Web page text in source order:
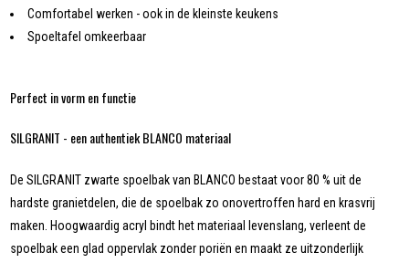
Comfortabel werken - ook in de kleinste keukens
Spoeltafel omkeerbaar
Perfect in vorm en functie
SILGRANIT - een authentiek BLANCO materiaal
De SILGRANIT zwarte spoelbak van BLANCO bestaat voor 80 % uit de
hardste granietdelen, die de spoelbak zo onovertroffen hard en krasvrij
maken. Hoogwaardig acryl bindt het materiaal levenslang, verleent de
spoelbak een glad oppervlak zonder poriën en maakt ze uitzonderlijk